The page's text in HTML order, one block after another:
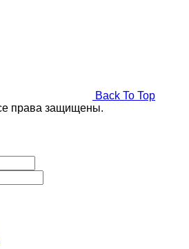
Back To Top
права защищены.